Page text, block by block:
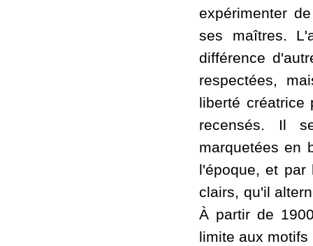
expérimenter
ses maîtres.
différence
respectées,
liberté créatrice
recensés. Il
marquetées en
l'époque, et
clairs, qu'il
À partir de
limite aux